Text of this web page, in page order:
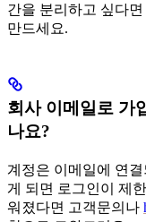
간을 분리하고 싶다
만드세요.
회사 이메일로 가
나요?
계정은 이메일에 연
게 되면 로그인이 제
워졌다면 고객문의나